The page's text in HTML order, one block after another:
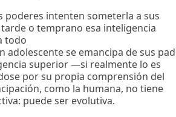
poderes intenten someterla a sus
o temprano esa inteligencia
todo
adolescente se emancipa de sus
superior —si realmente lo es
por su propia comprensión del
como la humana, no tiene
puede ser evolutiva.